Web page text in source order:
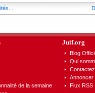
de la semaine
Juif.org
Blog
Qui
Annoncer
Flux RSS